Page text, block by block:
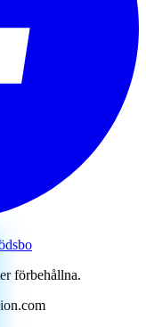
förbehållna.